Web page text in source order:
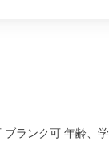
ランク可 年齢、学